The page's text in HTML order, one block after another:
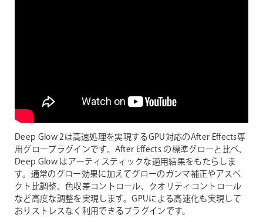
Deep Glow 2は高速処理を実現するGPU対応のAfter Effects専
用グロープラグインです。After Effects の標準グローと比べ、
Deep Glow はアーティスティックな適用結果をもたらしま
す。通常のグロー効果に加えてグローのガンマ補正やアスペ
クト比調整、色収差コントロール、クオリティコントロール
など高度な調整を実現します。GPUによる高速化も実現して
おりストレスなく利用できるプラグインです。